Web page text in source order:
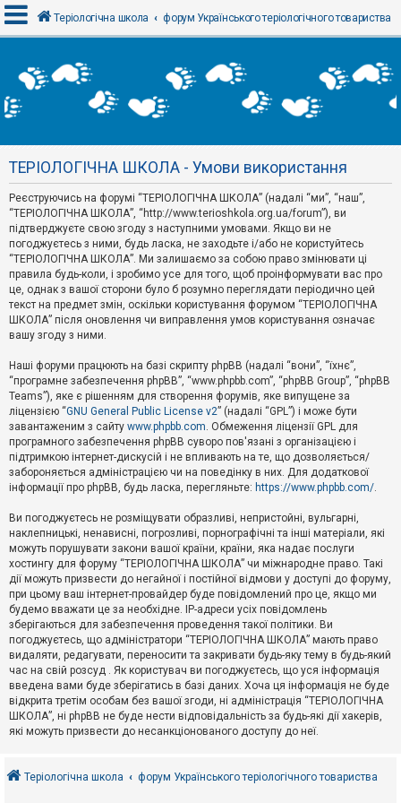
х
і
Р
є
с
т
р
а
ц
я
Т
м
и
б
е
з
в
і
д
п
о
в
д
й
А
к
т
и
в
н
т
е
м
и
о
Теріологічна школа форум Українського теріологічного товариства
ТЕРІОЛОГІЧНА ШКОЛА - Умови використання
Реєструючись на форумі “ТЕРІОЛОГІЧНА ШКОЛА” (надалі “ми”, “наш”,
“ТЕРІОЛОГІЧНА ШКОЛА”, “http://www.terioshkola.org.ua/forum”), ви
підтверджуєте свою згоду з наступними умовами. Якщо ви не
погоджуєтесь з ними, будь ласка, не заходьте і/або не користуйтесь
“ТЕРІОЛОГІЧНА ШКОЛА”. Ми залишаємо за собою право змінювати ці
правила будь-коли, і зробимо усе для того, щоб проінформувати вас про
це, однак з вашої сторони було б розумно переглядати періодично цей
текст на предмет змін, оскільки користування форумом “ТЕРІОЛОГІЧНА
ШКОЛА” після оновлення чи виправлення умов користування означає
вашу згоду з ними.
Наші форуми працюють на базі скрипту phpBB (надалі “вони”, “їхнє”,
“програмне забезпечення phpBB”, “www.phpbb.com”, “phpBB Group”, “phpBB
Teams”), яке є рішенням для створення форумів, яке випущене за
ліцензією “GNU General Public License v2” (надалі “GPL”) і може бути
завантаженим з сайту www.phpbb.com. Обмеження ліцензії GPL для
програмного забезпечення phpBB суворо пов'язані з організацією і
підтримкою інтернет-дискусій і не впливають на те, що дозволяється/
забороняється адміністрацією чи на поведінку в них. Для додаткової
інформації про phpBB, будь ласка, перегляньте: https://www.phpbb.com/.
Ви погоджуєтесь не розміщувати образливі, непристойні, вульгарні,
наклепницькі, ненависні, погрозливі, порнографічні та інші матеріали, які
можуть порушувати закони вашої країни, країни, яка надає послуги
хостингу для форуму “ТЕРІОЛОГІЧНА ШКОЛА” чи міжнародне право. Такі
дії можуть призвести до негайної і постійної відмови у доступі до форуму,
при цьому ваш інтернет-провайдер буде повідомлений про це, якщо ми
будемо вважати це за необхідне. IP-адреси усіх повідомлень
зберігаються для забезпечення проведення такої політики. Ви
погоджуєтесь, що адміністратори “ТЕРІОЛОГІЧНА ШКОЛА” мають право
видаляти, редагувати, переносити та закривати будь-яку тему в будь-який
час на свій розсуд . Як користувач ви погоджуєтесь, що уся інформація
введена вами буде зберігатись в базі даних. Хоча ця інформація не буде
відкрита третім особам без вашої згоди, ні адміністрація “ТЕРІОЛОГІЧНА
ШКОЛА”, ні phpBB не буде нести відповідальність за будь-які дії хакерів,
які можуть призвести до несанкціонованого доступу до неї.
Теріологічна школа форум Українського теріологічного товариства